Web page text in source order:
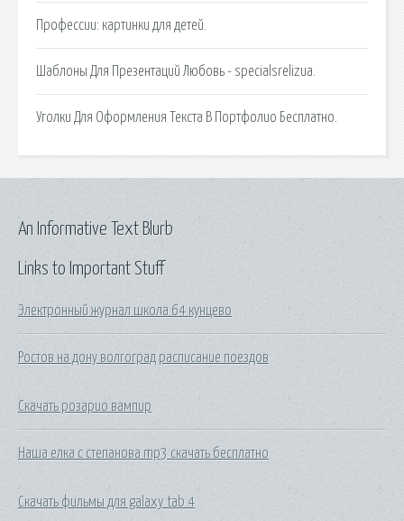
Профессии: картинки для детей.
Шаблоны Для Презентаций Любовь - specialsrelizua.
Уголки Для Оформления Текста В Портфолио Бесплатно.
Links to Important Stuff
Электронный журнал школа 64 кунцево
Ростов на дону волгоград расписание поездов
Скачать розарио вампир
Наша елка с степанова mp3 скачать бесплатно
Скачать фильмы для galaxy tab 4
An Informative Text Blurb